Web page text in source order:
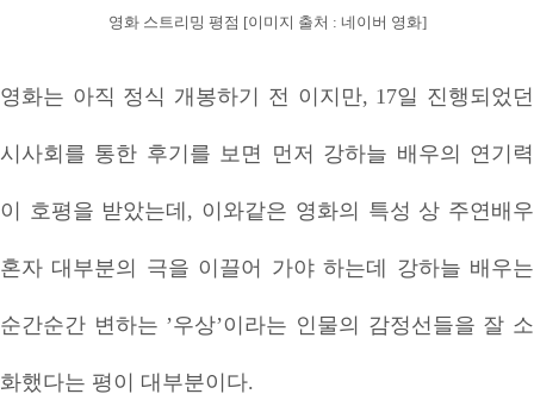
영화 스트리밍 평점 [이미지 출처 : 네이버 영화]
영화는 아직 정식 개봉하기 전 이지만, 17일 진행되었던
시사회를 통한 후기를 보면 먼저 강하늘 배우의 연기력
이 호평을 받았는데, 이와같은 영화의 특성 상 주연배우
혼자 대부분의 극을 이끌어 가야 하는데 강하늘 배우는
순간순간 변하는 ’우상’이라는 인물의 감정선들을 잘 소
화했다는 평이 대부분이다.